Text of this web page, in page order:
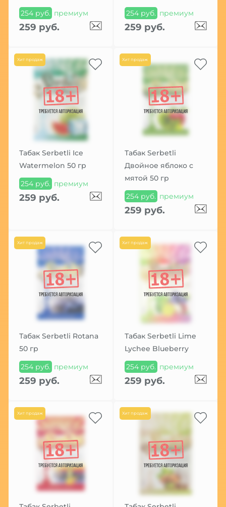
254 руб. премиум
259 руб.
254 руб. премиум
259 руб.
Хит продаж
Табак Serbetli Ice
Watermelon 50 гр
254 руб. премиум
259 руб.
Хит продаж
Табак Serbetli
Двойное яблоко с
мятой 50 гр
254 руб. премиум
259 руб.
Хит продаж
Табак Serbetli Rotana
50 гр
254 руб. премиум
259 руб.
Хит продаж
Табак Serbetli Lime
Lychee Blueberry
254 руб. премиум
259 руб.
Хит продаж Хит продаж